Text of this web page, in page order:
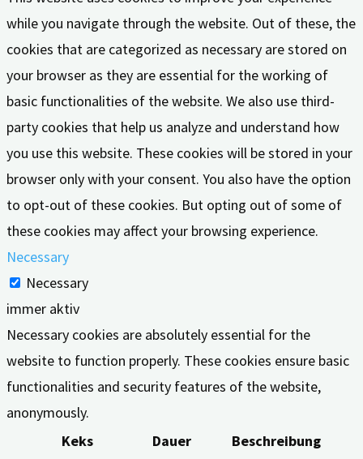
while you navigate through the website. Out of these, the
cookies that are categorized as necessary are stored on
your browser as they are essential for the working of
basic functionalities of the website. We also use third-
party cookies that help us analyze and understand how
you use this website. These cookies will be stored in your
browser only with your consent. You also have the option
to opt-out of these cookies. But opting out of some of
these cookies may affect your browsing experience.
Necessary
Necessary
immer aktiv
Necessary cookies are absolutely essential for the
website to function properly. These cookies ensure basic
functionalities and security features of the website,
anonymously.
Keks
Dauer Beschreibung